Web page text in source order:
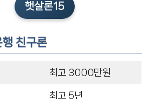
햇살론15
친구론
최고 3000만원
최고 5년